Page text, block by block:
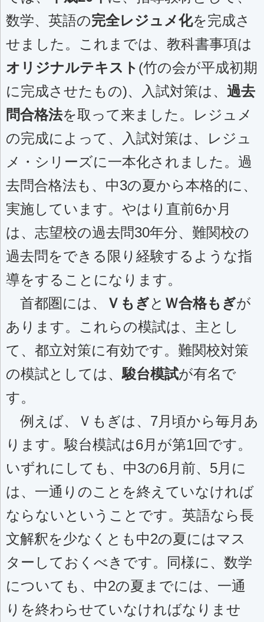
数学、英語の完全レジュメ化を完成さ
せました。これまでは、教科書事項は
オリジナルテキスト (竹の会が平成初期
に完成させたもの)、入試対策は、 過去
問合格法を取って来ました。レジュメ
の完成によって、入試対策は、レジュ
メ・シリーズに一本化されました。過
去問合格法も、中3の夏から本格的に、
実施しています。やはり直前6か月
は、志望校の過去問30年分、難関校の
過去問をできる限り経験するような指
導をすることになります。
首都圏には、
Ｖもぎと Ｗ合格もぎが
あります。これらの模試は、主とし
て、都立対策に有効です。難関校対策
の模試としては、駿台模試が有名で
す。
例えば、Ｖもぎは、7月頃から毎月あ
ります。駿台模試は6月が第1回です。
いずれにしても、中3の6月前、5月に
は、一通りのことを終えていなければ
ならないということです。英語なら長
文解釈を少なくとも中2の夏にはマス
ターしておくべきです。同様に、数学
についても、中2の夏までには、一通
りを終わらせていなければなりませ